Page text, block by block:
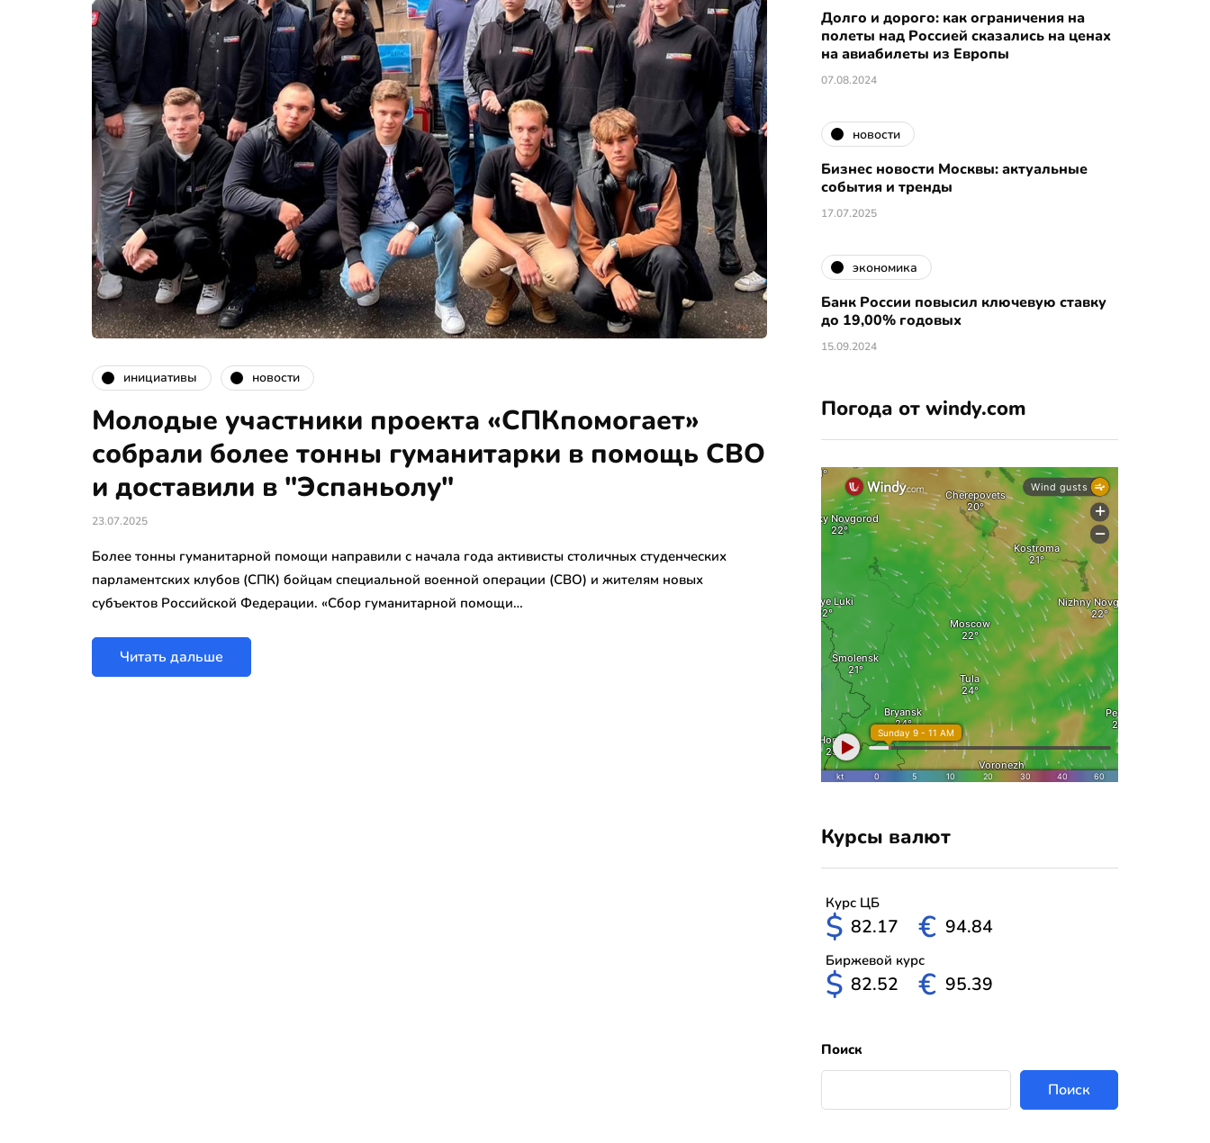
инициативы новости
Молодые участники проекта «СПКпомогает»
собрали более тонны гуманитарки в помощь СВО
и доставили в "Эспаньолу"
23.07.2025
Более тонны гуманитарной помощи направили с начала года активисты столичных студенческих
парламентских клубов (СПК) бойцам специальной военной операции (СВО) и жителям новых
субъектов Российской Федерации. «Сбор гуманитарной помощи…
Читать дальше
Долго и дорого: как ограничения на
полеты над Россией сказались на ценах
на авиабилеты из Европы
07.08.2024
новости
Бизнес новости Москвы: актуальные
события и тренды
17.07.2025
экономика
Банк России повысил ключевую ставку
до 19,00% годовых
15.09.2024
Погода от windy.com
Курсы валют
Курс ЦБ
$ 82.17 € 94.84
Биржевой курс
$ 82.52 € 95.39
Поиск
Поиск